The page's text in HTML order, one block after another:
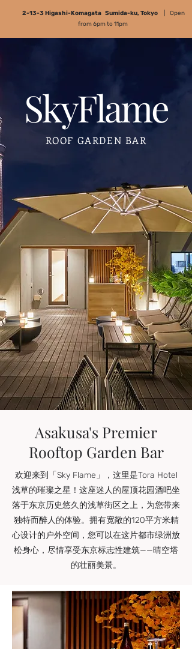
2-13-3 Higashi-Komagata Sumida-ku, Tokyo
| Open
from 6pm to 11pm
SkyFlame
ROOF GARDEN BAR
Asakusa's Premier
Rooftop Garden Bar
欢迎来到「Sky Flame」，这里是Tora Hotel
浅草的璀璨之星！这座迷人的屋顶花园酒吧坐
落于东京历史悠久的浅草街区之上，为您带来
独特而醉人的体验。拥有宽敞的120平方米精
心设计的户外空间，您可以在这片都市绿洲放
松身心，尽情享受东京标志性建筑——晴空塔
的壮丽美景。